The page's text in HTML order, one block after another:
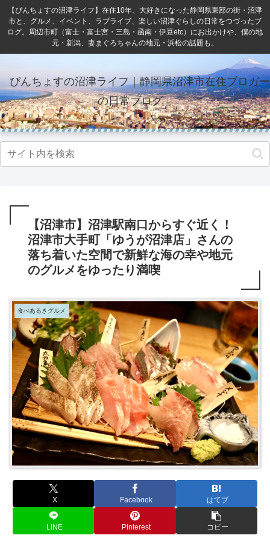
【ぴんちょすの沼津ライフ】在住10年、大好きになった静岡県東部の街・沼津
市と、グルメ、イベント、ラブライブ、楽しい沼津ぐらしの日常をつづったブ
ログ。周辺市町（富士・富士宮・三島・函南・伊豆etc）にお出かけや、僕の地
元・新潟、妻まぐろちゃんの地元・浜松の話題も。
ぴんちょすの沼津ライフ｜静岡県沼津市在住ブロガー
の日常ブログ
【沼津市】沼津駅南口からすぐ近く！
沼津市大手町「ゆうが沼津店」さんの
落ち着いた空間で新鮮な海の幸や地元
のグルメをゆったり満喫
食べあるきグルメ
X Facebook はてブ
LINE Pinterest コピー